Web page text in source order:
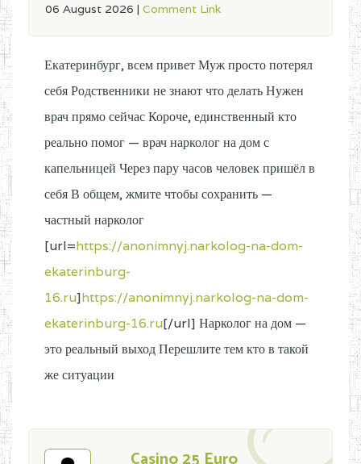
06 August 2026 | Comment Link
Екатеринбург, всем привет Муж просто потерял
себя Родственники не знают что делать Нужен
врач прямо сейчас Короче, единственный кто
реально помог — врач нарколог на дом с
капельницей Через пару часов человек пришёл в
себя В общем, жмите чтобы сохранить —
частный нарколог
[url=https://anonimnyj.narkolog-na-dom-
ekaterinburg-
16.ru]https://anonimnyj.narkolog-na-dom-
ekaterinburg-16.ru[/url] Нарколог на дом —
это реальный выход Перешлите тем кто в такой
же ситуации